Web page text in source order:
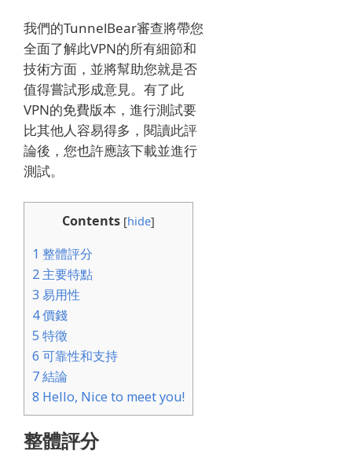
我們的TunnelBear審查將帶您
全面了解此VPN的所有細節和
技術方面，並將幫助您就是否
值得嘗試形成意見。 有了此
VPN的免費版本，進行測試要
比其他人容易得多，閱讀此評
論後，您也許應該下載並進行
測試。
Contents [hide]
1 整體評分
2 主要特點
3 易用性
4價錢
5 特徵
6 可靠性和支持
7結論
8 Hello, Nice to meet you!
整體評分